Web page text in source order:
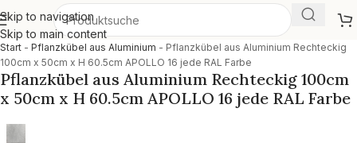
Skip to navigation
Skip to main content
Start - Pflanzkübel aus Aluminium - Pflanzkübel aus Aluminium Rechteckig
100cm x 50cm x H 60.5cm APOLLO 16 jede RAL Farbe
Pflanzkübel aus Aluminium Rechteckig 100cm
x 50cm x H 60.5cm APOLLO 16 jede RAL Farbe